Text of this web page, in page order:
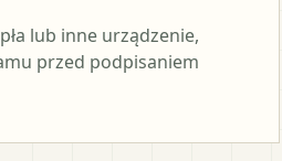
lub inne urządzenie,
przed podpisaniem